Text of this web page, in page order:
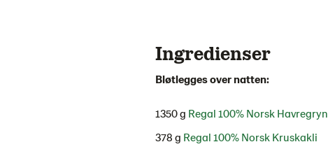
Ingredienser
Bløtlegges over natten:
1350 g Regal 100% Norsk Havregryn
378 g Regal 100% Norsk Kruskakli